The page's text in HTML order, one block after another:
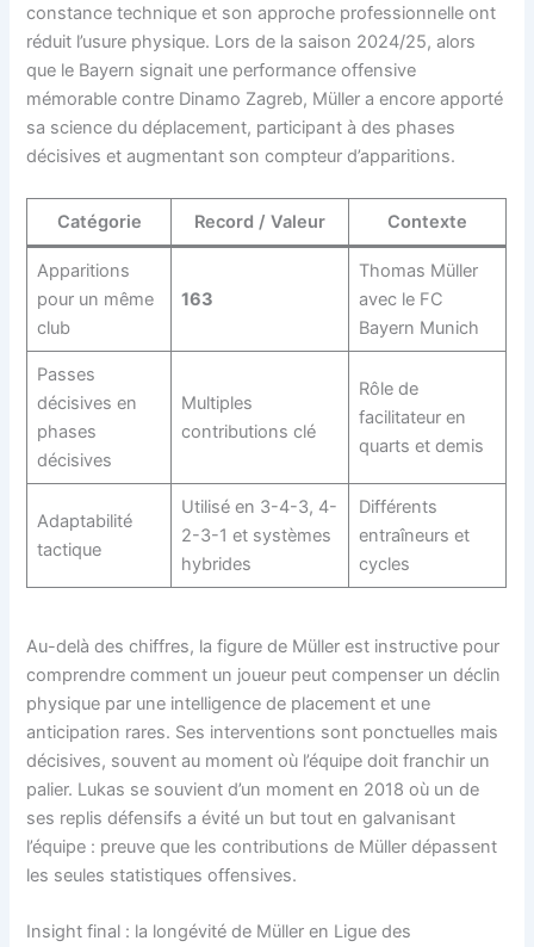
constance technique et son approche professionnelle ont
réduit l’usure physique. Lors de la saison 2024/25, alors
que le Bayern signait une performance offensive
mémorable contre Dinamo Zagreb, Müller a encore apporté
sa science du déplacement, participant à des phases
décisives et augmentant son compteur d’apparitions.
Catégorie Record / Valeur Contexte
Apparitions
pour un même
club
163
Thomas Müller
avec le FC
Bayern Munich
Passes
décisives en
phases
décisives
Multiples
contributions clé
Rôle de
facilitateur en
quarts et demis
Adaptabilité
tactique
Utilisé en 3-4-3, 4-
2-3-1 et systèmes
hybrides
Différents
entraîneurs et
cycles
Au-delà des chiffres, la figure de Müller est instructive pour
comprendre comment un joueur peut compenser un déclin
physique par une intelligence de placement et une
anticipation rares. Ses interventions sont ponctuelles mais
décisives, souvent au moment où l’équipe doit franchir un
palier. Lukas se souvient d’un moment en 2018 où un de
ses replis défensifs a évité un but tout en galvanisant
l’équipe : preuve que les contributions de Müller dépassent
les seules statistiques offensives.
Insight final : la longévité de Müller en Ligue des